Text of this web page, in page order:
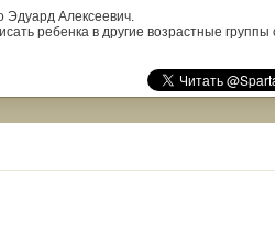
Эдуард Алексеевич.
ребенка в другие возрастные группы